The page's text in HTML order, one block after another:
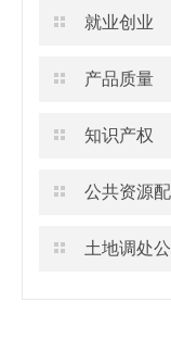
就业创业
产品质量
知识产权
公共资源
土地调处